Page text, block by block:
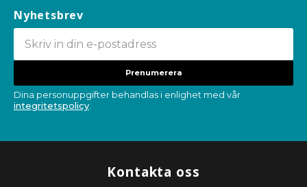
Nyhetsbrev
Prenumerera
Dina personuppgifter behandlas i enlighet med vår
integritetspolicy.
Kontakta oss